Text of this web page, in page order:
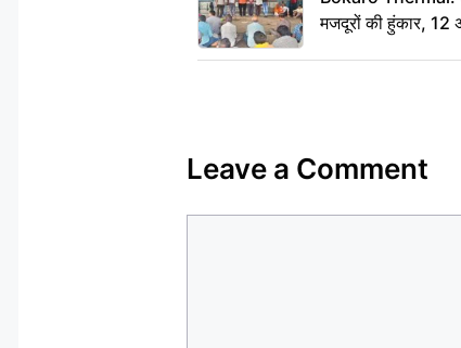
मजदूरों की हुंकार, 12
Leave a Comment